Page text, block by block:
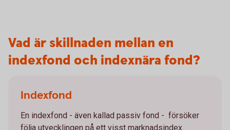
Vad är skillnaden mellan en
indexfond och indexnära fond?
Indexfond
En indexfond - även kallad passiv fond - försöker
följa utvecklingen på ett visst marknadsindex.